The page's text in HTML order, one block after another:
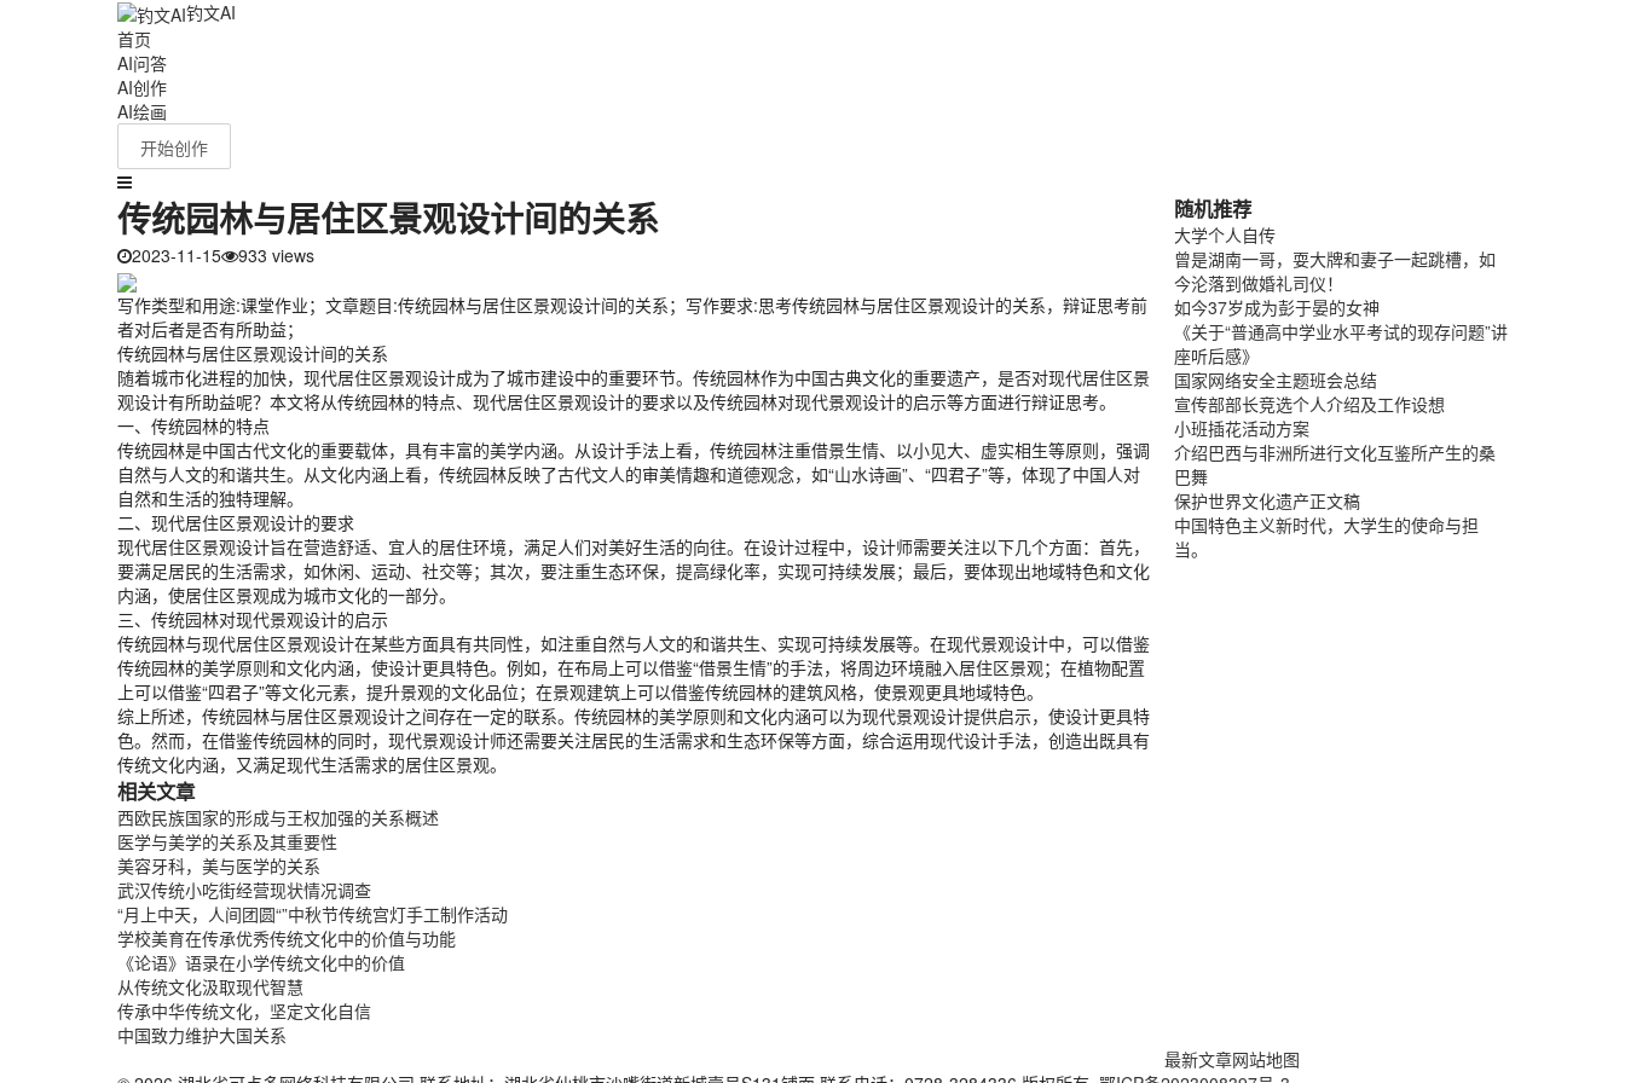
钓文AI
首页
AI问答
AI创作
AI绘画
开始创作
传统园林与居住区景观设计间的关系
2023-11-15 933 views
写作类型和用途:课堂作业；文章题目:传统园林与居住区景观设计间的关系；写作要求:思考传统园林与居住区景观设计的关系，辩证思考前
者对后者是否有所助益；
传统园林与居住区景观设计间的关系
随着城市化进程的加快，现代居住区景观设计成为了城市建设中的重要环节。传统园林作为中国古典文化的重要遗产，是否对现代居住区景
观设计有所助益呢？本文将从传统园林的特点、现代居住区景观设计的要求以及传统园林对现代景观设计的启示等方面进行辩证思考。
一、传统园林的特点
传统园林是中国古代文化的重要载体，具有丰富的美学内涵。从设计手法上看，传统园林注重借景生情、以小见大、虚实相生等原则，强调
自然与人文的和谐共生。从文化内涵上看，传统园林反映了古代文人的审美情趣和道德观念，如“山水诗画”、“四君子”等，体现了中国人对
自然和生活的独特理解。
二、现代居住区景观设计的要求
现代居住区景观设计旨在营造舒适、宜人的居住环境，满足人们对美好生活的向往。在设计过程中，设计师需要关注以下几个方面：首先，
要满足居民的生活需求，如休闲、运动、社交等；其次，要注重生态环保，提高绿化率，实现可持续发展；最后，要体现出地域特色和文化
内涵，使居住区景观成为城市文化的一部分。
三、传统园林对现代景观设计的启示
传统园林与现代居住区景观设计在某些方面具有共同性，如注重自然与人文的和谐共生、实现可持续发展等。在现代景观设计中，可以借鉴
传统园林的美学原则和文化内涵，使设计更具特色。例如，在布局上可以借鉴“借景生情”的手法，将周边环境融入居住区景观；在植物配置
上可以借鉴“四君子”等文化元素，提升景观的文化品位；在景观建筑上可以借鉴传统园林的建筑风格，使景观更具地域特色。
综上所述，传统园林与居住区景观设计之间存在一定的联系。传统园林的美学原则和文化内涵可以为现代景观设计提供启示，使设计更具特
色。然而，在借鉴传统园林的同时，现代景观设计师还需要关注居民的生活需求和生态环保等方面，综合运用现代设计手法，创造出既具有
传统文化内涵，又满足现代生活需求的居住区景观。
相关文章
西欧民族国家的形成与王权加强的关系概述
医学与美学的关系及其重要性
美容牙科，美与医学的关系
武汉传统小吃街经营现状情况调查
“月上中天，人间团圆“”中秋节传统宫灯手工制作活动
学校美育在传承优秀传统文化中的价值与功能
《论语》语录在小学传统文化中的价值
从传统文化汲取现代智慧
传承中华传统文化，坚定文化自信
中国致力维护大国关系
随机推荐
大学个人自传
曾是湖南一哥，耍大牌和妻子一起跳槽，如
今沦落到做婚礼司仪！
如今37岁成为彭于晏的女神
《关于“普通高中学业水平考试的现存问题”讲
座听后感》
国家网络安全主题班会总结
宣传部部长竞选个人介绍及工作设想
小班插花活动方案
介绍巴西与非洲所进行文化互鉴所产生的桑
巴舞
保护世界文化遗产正文稿
中国特色主义新时代，大学生的使命与担
当。
最新文章网站地图